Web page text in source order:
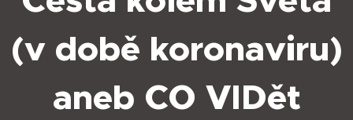
(v době koronaviru)
aneb CO VIDět